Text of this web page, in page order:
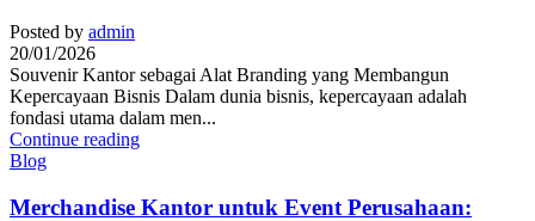
Posted by admin
20/01/2026
Souvenir Kantor sebagai Alat Branding yang Membangun
Kepercayaan Bisnis Dalam dunia bisnis, kepercayaan adalah
fondasi utama dalam men...
Continue reading
Blog
Merchandise Kantor untuk Event Perusahaan: